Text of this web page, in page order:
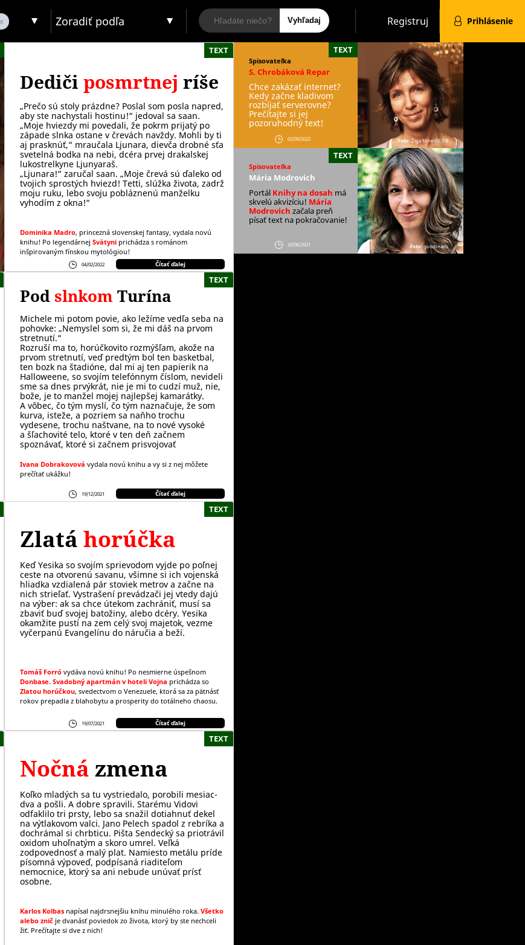
Zoradiť podľa Hľadať Registruj Prihlásenie
TEXT
Dediči posmrtnej ríše
„Prečo sú stoly prázdne? Poslal som posla napred,
aby ste nachystali hostinu!“ jedoval sa saan.
„Moje hviezdy mi povedali, že pokrm prijatý po
západe slnka ostane v črevách navždy. Mohli by ti
aj prasknúť,“ mraučala Ljunara, dievča drobné sťa
svetelná bodka na nebi, dcéra prvej drakalskej
lukostrelkyne Ljunyaraš.
„Ljunara!“ zaručal saan. „Moje črevá sú ďaleko od
tvojich sprostých hviezd! Tetti, slúžka života, zadrž
moju ruku, lebo svoju pobláznenú manželku
vyhodím z okna!“
Dominika Madro, princezná slovenskej fantasy, vydala novú
knihu! Po legendárnej Svätyni prichádza s románom
inšpirovaným fínskou mytológiou!
04/02/2022 Čítať ďalej
TEXT
Podslnkom Turína
Michele mi potom povie, ako ležíme vedľa seba na
pohovke: „Nemyslel som si, že mi dáš na prvom
stretnutí.“
Rozruší ma to, horúčkovito rozmýšľam, akože na
prvom stretnutí, veď predtým bol ten basketbal,
ten bozk na štadióne, dal mi aj ten papierik na
Halloweene, so svojím telefónnym číslom, nevideli
sme sa dnes prvýkrát, nie je mi to cudzí muž, nie,
bože, je to manžel mojej najlepšej kamarátky.
A vôbec, čo tým myslí, čo tým naznačuje, že som
kurva, isteže, a pozriem sa naňho trochu
vydesene, trochu naštvane, na to nové vysoké
a šľachovité telo, ktoré v ten deň začnem
spoznávať, ktoré si začnem prisvojovať
Ivana Dobrakovová vydala novú knihu a vy si z nej môžete
prečítať ukážku!
19/12/2021 Čítať ďalej
TEXT
Zlatá horúčka
Keď Yesika so svojím sprievodom vyjde po poľnej
ceste na otvorenú savanu, všimne si ich vojenská
hliadka vzdialená pár stoviek metrov a začne na
nich strieľať. Vystrašení prevádzači jej vtedy dajú
na výber: ak sa chce útekom zachrániť, musí sa
zbaviť buď svojej batožiny, alebo dcéry. Yesika
okamžite pustí na zem celý svoj majetok, vezme
vyčerpanú Evangelínu do náručia a beží.
Tomáš Forró vydáva novú knihu! Po nesmierne úspešnom
Donbase. Svadobný apartmán v hoteli Vojna prichádza so
Zlatou horúčkou, svedectvom o Venezuele, ktorá sa za pätnásť
rokov prepadla z blahobytu a prosperity do totálneho chaosu.
19/07/2021 Čítať ďalej
TEXT
Nočná zmena
Koľko mladých sa tu vystriedalo, porobili mesiac-
dva a pošli. A dobre spravili. Starému Vidovi
odfaklilo tri prsty, lebo sa snažil dotiahnuť dekel
na výtlakovom valci. Jano Pelech spadol z rebríka a
dochrámal si chrbticu. Pišta Sendecký sa priotrávil
oxidom uhoľnatým a skoro umrel. Veľká
zodpovednosť a malý plat. Namiesto metálu príde
písomná výpoveď, podpísaná riaditeľom
nemocnice, ktorý sa ani nebude unúvať prísť
osobne.
Karlos Kolbas napísal najdrsnejšiu knihu minulého roka. Všetko
alebo znič je dvanásť poviedok zo života, ktorý by ste nechceli
žiť. Prečítajte si dve z nich!
TEXT
Spisovateľka
S. Chrobáková Repar
Chce zakázať internet?
Kedy začne kladivom
rozbíjať serverovne?
Prečítajte si jej
pozoruhodný text!
02/09/2022 Foto: Žiga Mihelčič/FB
TEXT
Spisovateľka
Mária Modrovich
Portál Knihy na dosah má
skvelú akvizíciu! Mária
Modrovich začala preň
písať text na pokračovanie!
20/06/2021 Foto:goodreads